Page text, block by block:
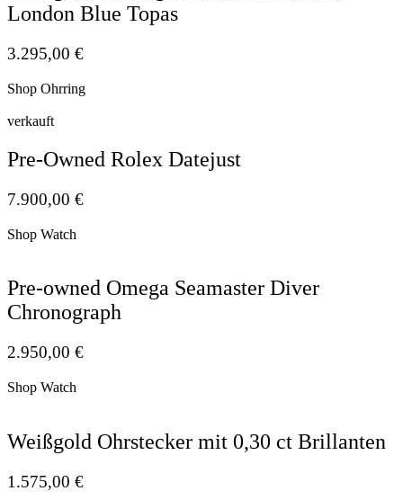
London Blue Topas
3.295,00 €
Shop Ohrring
verkauft
Pre-Owned Rolex Datejust
7.900,00 €
Shop Watch
Pre-owned Omega Seamaster Diver
Chronograph
2.950,00 €
Shop Watch
Weißgold Ohrstecker mit 0,30 ct Brillanten
1.575,00 €